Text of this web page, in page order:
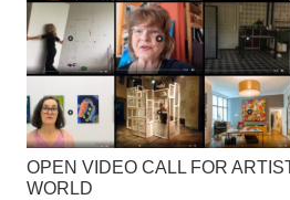
OPEN VIDEO CALL FOR
WORLD